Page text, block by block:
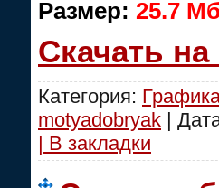
Размер: 25.7
Скачать
Категория:
motyadobryak |
| В закладки